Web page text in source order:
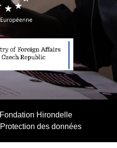
Fondation Hirondelle
Protection des données